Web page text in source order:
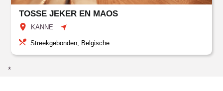
TOSSE JEKER EN MAOS
KANNE
Streekgebonden, Belgische
*